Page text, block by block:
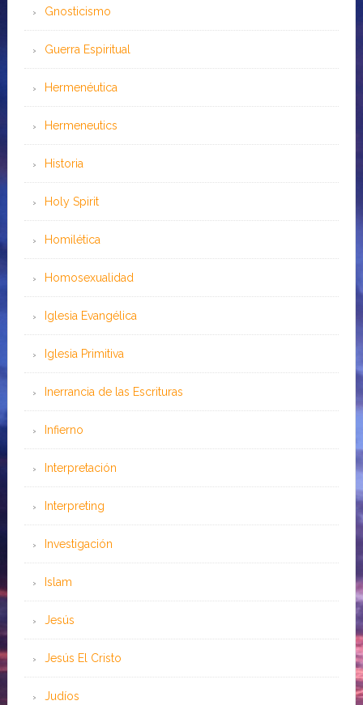
Gnosticismo
Guerra Espiritual
Hermenéutica
Hermeneutics
Historia
Holy Spirit
Homilética
Homosexualidad
Iglesia Evangélica
Iglesia Primitiva
Inerrancia de las Escrituras
Infierno
Interpretación
Interpreting
Investigación
Islam
Jesús
Jesús El Cristo
Judíos